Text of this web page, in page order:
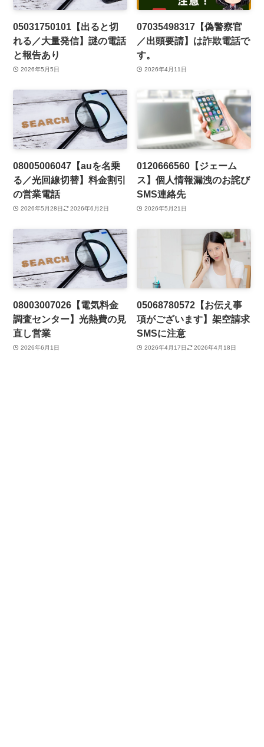
05031750101【出ると切
れる／大量発信】謎の電話
と報告あり
2026年5月5日
07035498317【偽警察官
／出頭要請】は詐欺電話で
す。
2026年4月11日
08005006047【auを名乗
る／光回線切替】料金割引
の営業電話
2026年5月28日 2026年6月2日
0120666560【ジェーム
ス】個人情報漏洩のお詫び
SMS連絡先
2026年5月21日
08003007026【電気料金
調査センター】光熱費の見
直し営業
2026年6月1日
05068780572【お伝え事
項がございます】架空請求
SMSに注意
2026年4月17日 2026年4月18日